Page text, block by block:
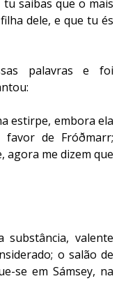
saibas que o mais
dele, e que tu és
palavras e foi
estirpe, embora ela
de Fróðmarr;
agora me dizem que
valente
o salão de
se em Sámsey, na